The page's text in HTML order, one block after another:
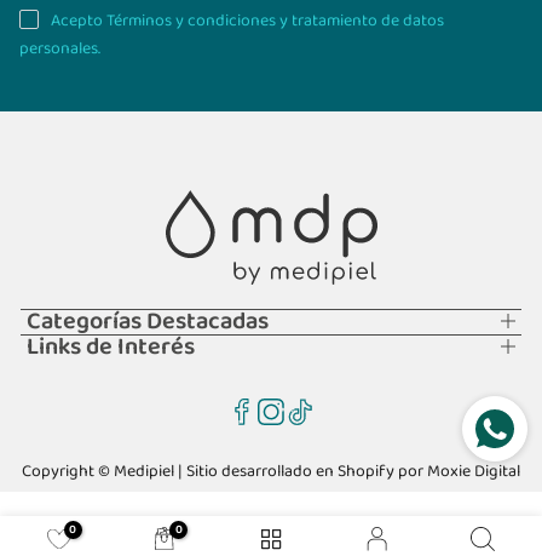
Acepto Términos y condiciones y tratamiento de datos
personales.
Categorías Destacadas
Links de Interés
Copyright © Medipiel | Sitio desarrollado en Shopify porMoxie Digital
0 0